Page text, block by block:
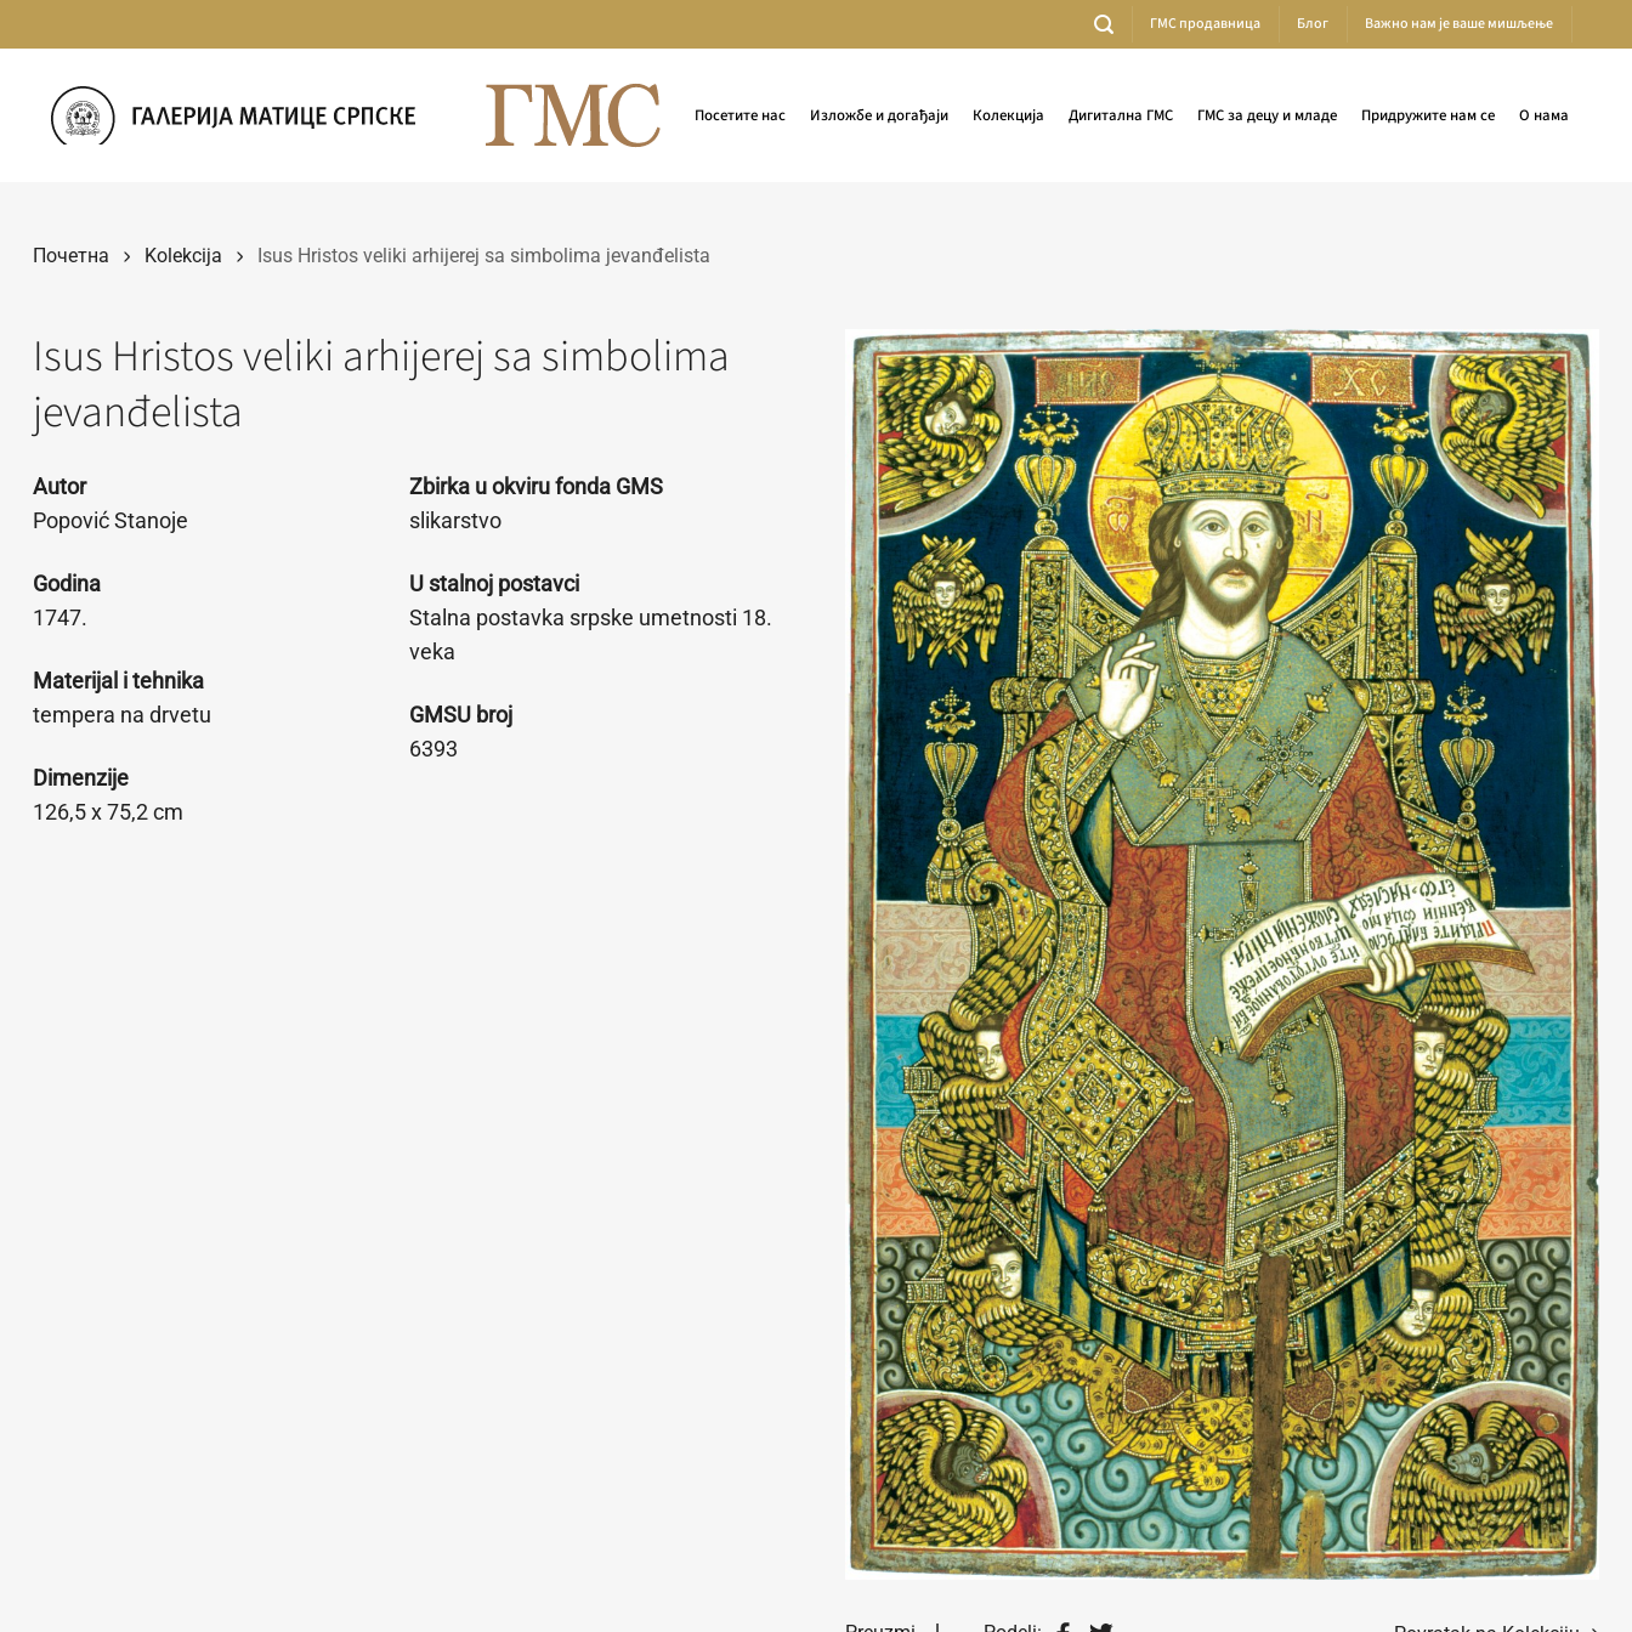
на
ГМС продавница Блог Важно нам је ваше мишљење
Посетите нас Изложбе и догађаји Колекција Дигитална ГМС ГМС за децу и младе Придружите нам се О нама
Почетна Kolekcija Isus Hristos veliki arhijerej sa simbolima jevanđelista
Isus Hristos veliki arhijerej sa simbolima
jevanđelista
Autor
Popović Stanoje
Godina
1747.
Materijal i tehnika
tempera na drvetu
Dimenzije
126,5 x 75,2 cm
Zbirka u okviru fonda GMS
slikarstvo
U stalnoj postavci
Stalna postavka srpske umetnosti 18.
veka
GMSU broj
6393